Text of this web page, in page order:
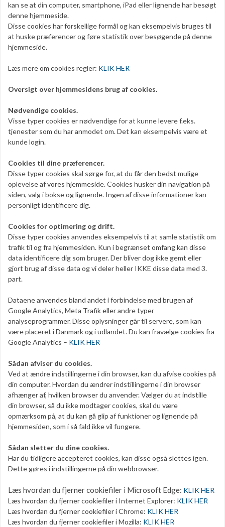
kan se at din computer, smartphone, iPad eller lignende har besøgt
denne hjemmeside.
Disse cookies har forskellige formål og kan eksempelvis bruges til
at huske præferencer og føre statistik over besøgende på denne
hjemmeside.
Læs mere om cookies regler: KLIK HER
Oversigt over hjemmesidens brug af cookies.
Nødvendige cookies.
Visse typer cookies er nødvendige for at kunne levere f.eks.
tjenester som du har anmodet om. Det kan eksempelvis være et
kunde login.
Cookies til dine præferencer.
Disse typer cookies skal sørge for, at du får den bedst mulige
oplevelse af vores hjemmeside. Cookies husker din navigation på
siden, valg i bokse og lignende. Ingen af disse informationer kan
personligt identificere dig.
Cookies for optimering og drift.
Disse typer cookies anvendes eksempelvis til at samle statistik om
trafik til og fra hjemmesiden. Kun i begrænset omfang kan disse
data identificere dig som bruger. Der bliver dog ikke gemt eller
gjort brug af disse data og vi deler heller IKKE disse data med 3.
part.
Dataene anvendes bland andet i forbindelse med brugen af
Google Analytics, Meta Trafik eller andre typer
analyseprogrammer. Disse oplysninger går til servere, som kan
være placeret i Danmark og i udlandet. Du kan fravælge cookies fra
Google Analytics – KLIK HER
Sådan afviser du cookies.
Ved at ændre indstillingerne i din browser, kan du afvise cookies på
din computer. Hvordan du ændrer indstillingerne i din browser
afhænger af, hvilken browser du anvender. Vælger du at indstille
din browser, så du ikke modtager cookies, skal du være
opmærksom på, at du kan gå glip af funktioner og lignende på
hjemmesiden, som i så fald ikke vil fungere.
Sådan sletter du dine cookies.
Har du tidligere accepteret cookies, kan disse også slettes igen.
Dette gøres i indstillingerne på din webbrowser.
Læs hvordan du fjerner cookiefiler i Microsoft Edge: KLIK HER
Læs hvordan du fjerner cookiefiler i Internet Explorer: KLIK HER
Læs hvordan du fjerner cookiefiler i Chrome: KLIK HER
Læs hvordan du fjerner cookiefiler i Mozilla: KLIK HER